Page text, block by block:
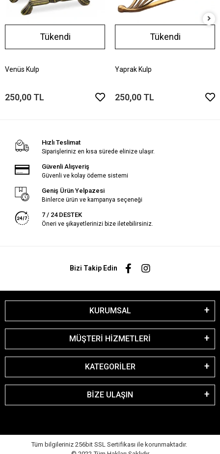
Tükendi
Venüs Kulp
250,00 TL
Tükendi
Yaprak Kulp
250,00 TL
Hızlı Teslimat
Siparişleriniz en kısa sürede elinize ulaşır.
Güvenli Alışveriş
Güvenli ve kolay ödeme sistemi
Geniş Ürün Yelpazesi
Binlerce ürün ve kampanya seçeneği
7 / 24 DESTEK
Öneri ve şikayetlerinizi bize iletebilirsiniz.
Bizi Takip Edin
KURUMSAL
MÜŞTERİ HİZMETLERİ
KATEGORİLER
BİZE ULAŞIN
Tüm bilgileriniz 256bit SSL Sertifikası ile korunmaktadır.